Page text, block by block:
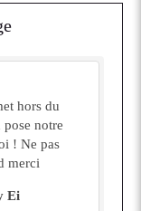
hors du
notre
! Ne pas
merci
Ei